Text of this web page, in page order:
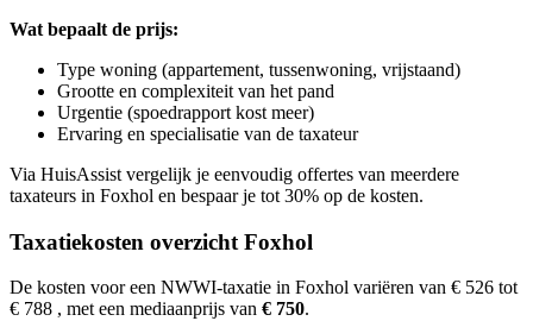
Wat bepaalt de prijs:
Type woning (appartement, tussenwoning, vrijstaand)
Grootte en complexiteit van het pand
Urgentie (spoedrapport kost meer)
Ervaring en specialisatie van de taxateur
Via HuisAssist vergelijk je eenvoudig offertes van meerdere
taxateurs in Foxhol en bespaar je tot 30% op de kosten.
Taxatiekosten overzicht Foxhol
De kosten voor een NWWI-taxatie in Foxhol variëren van € 526 tot
€ 788 , met een mediaanprijs van € 750.